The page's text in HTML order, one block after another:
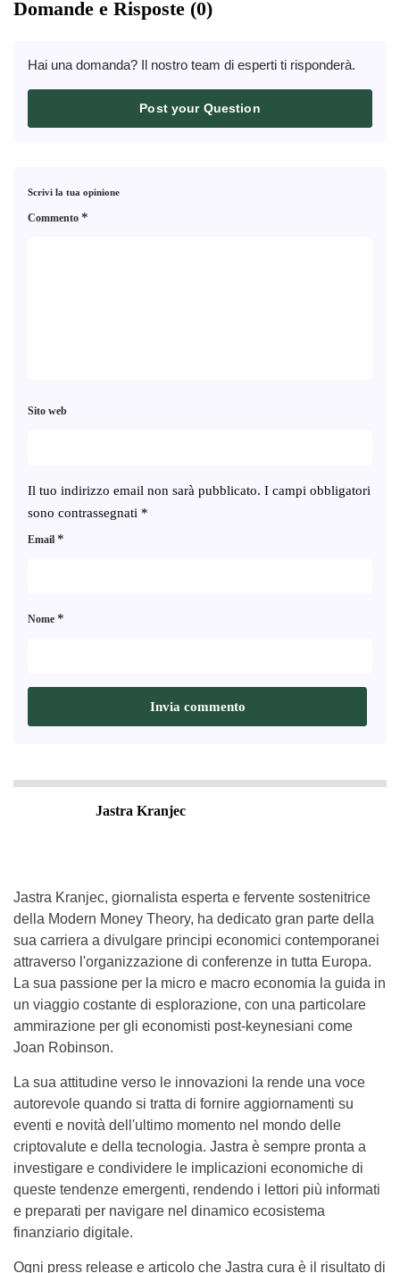
Domande e Risposte (0)
Hai una domanda? Il nostro team di esperti ti risponderà.
Post your Question
Scrivi la tua opinione
Il tuo indirizzo email non sarà pubblicato. I campi obbligatori
sono contrassegnati *
Commento *
Nome *
Email *
Sito web
Jastra Kranjec
Jastra Kranjec, giornalista esperta e fervente sostenitrice
della Modern Money Theory, ha dedicato gran parte della
sua carriera a divulgare principi economici contemporanei
attraverso l'organizzazione di conferenze in tutta Europa.
La sua passione per la micro e macro economia la guida in
un viaggio costante di esplorazione, con una particolare
ammirazione per gli economisti post-keynesiani come
Joan Robinson.
La sua attitudine verso le innovazioni la rende una voce
autorevole quando si tratta di fornire aggiornamenti su
eventi e novità dell'ultimo momento nel mondo delle
criptovalute e della tecnologia. Jastra è sempre pronta a
investigare e condividere le implicazioni economiche di
queste tendenze emergenti, rendendo i lettori più informati
e preparati per navigare nel dinamico ecosistema
finanziario digitale.
Ogni press release e articolo che Jastra cura è il risultato di